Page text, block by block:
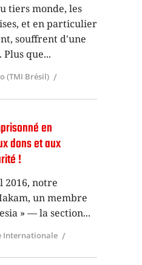
tiers monde, les
et en particulier
souffrent d'une
que
(TMI Brésil)
en
dons et aux
!
2016, notre
un membre
» — la section
Internationale